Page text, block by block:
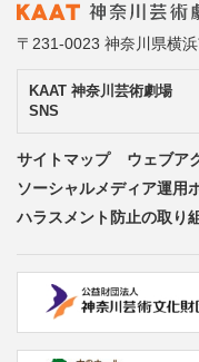
〒231-0023 神奈川県横
KAAT 神奈川芸術劇場
SNS
サイトマップ ウェブア
ソーシャルメディア運用
ハラスメント防止の取り